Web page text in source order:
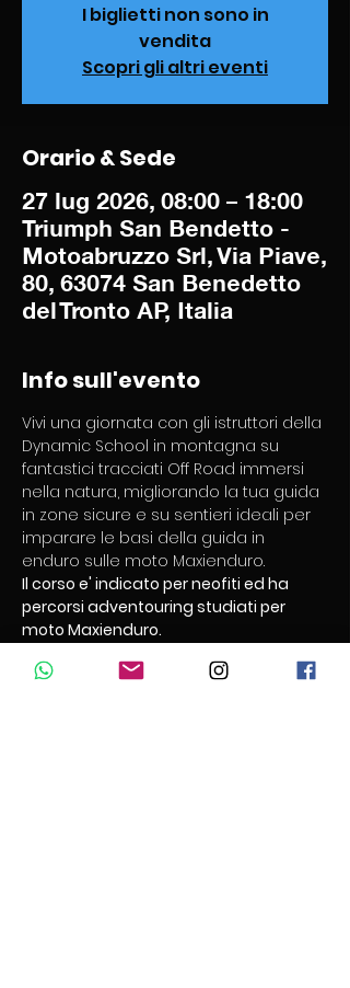
I biglietti non sono in
vendita
Scopri gli altri eventi
Orario & Sede
27 lug 2026, 08:00 – 18:00
Triumph San Bendetto -
Motoabruzzo Srl, Via Piave,
80, 63074 San Benedetto
del Tronto AP, Italia
Info sull'evento
Vivi una giornata con gli istruttori della
Dynamic School in montagna su
fantastici tracciati Off Road immersi
nella natura, migliorando la tua guida
in zone sicure e su sentieri ideali per
imparare le basi della guida in
enduro sulle moto Maxienduro.
Il corso e' indicato per neofiti ed ha
percorsi adventouring studiati per
moto Maxienduro.